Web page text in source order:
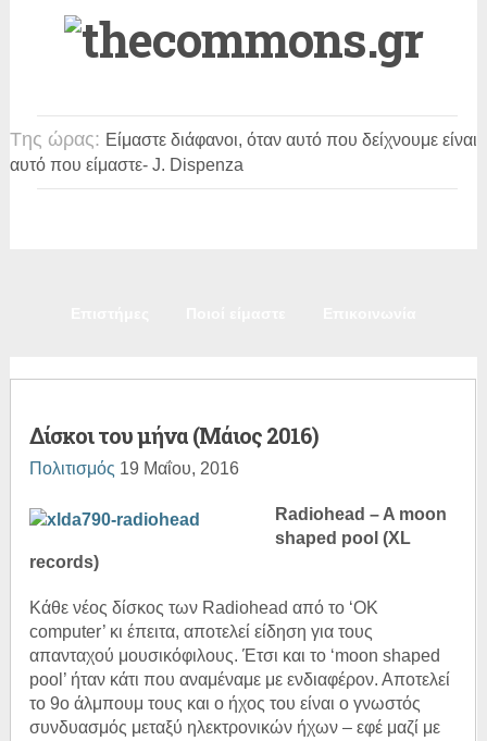
Tης ώρας: Είμαστε διάφανοι, όταν αυτό που δείχνουμε είναι
αυτό που είμαστε- J. Dispenza
Δίσκοι του μήνα (Μάιος 2016)
Πολιτισμός 19 Μαΐου, 2016
Radiohead – A moon
shaped pool (XL
records)
Κάθε νέος δίσκος των Radiohead από το ‘OK
computer’ κι έπειτα, αποτελεί είδηση για τους
απανταχού μουσικόφιλους. Έτσι και το ‘moon shaped
pool’ ήταν κάτι που αναμέναμε με ενδιαφέρον. Αποτελεί
το 9ο άλμπουμ τους και ο ήχος του είναι ο γνωστός
συνδυασμός μεταξύ ηλεκτρονικών ήχων – εφέ μαζί με